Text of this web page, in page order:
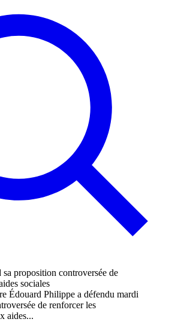
Édouard Philippe a défendu mardi
de renforcer les
aides...